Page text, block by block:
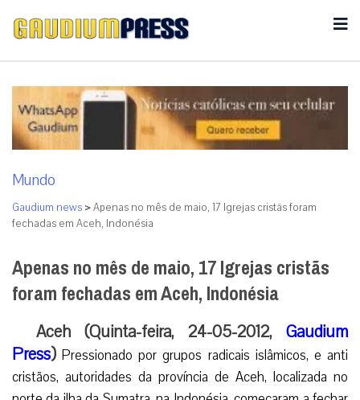
Mundo
Gaudium news >Apenas no mês de maio, 17 Igrejas cristãs foram
fechadas em Aceh, Indonésia
Apenas no mês de maio, 17 Igrejas cristãs
foram fechadas em Aceh, Indonésia
Aceh (Quinta-feira, 24-05-2012, Gaudium
Press) Pressionado por grupos radicais islâmicos, e anti
cristãos, autoridades da província de Aceh, localizada no